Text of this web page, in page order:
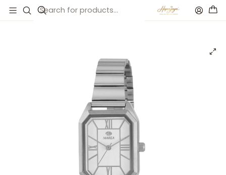
Inicio Catálogo Reloj para mujer clásico plateado